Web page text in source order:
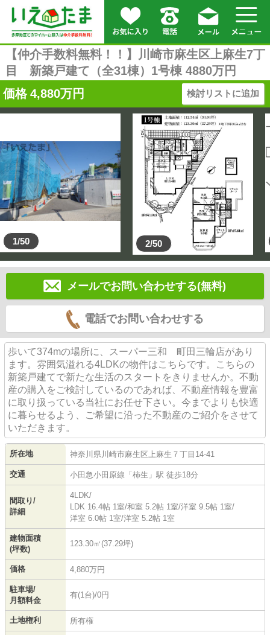
【仲介手数料無料！！】川崎市麻生区上麻生7丁
目 新築戸建て（全31棟）1号棟 4880万円
価格 4,880万円 検討リストに追加
1/50 2/50
メールでお問い合わせする(無料)
電話でお問い合わせする
歩いて374mの場所に、スーパー三和 町田三輪店があり
ます。雰囲気溢れる4LDKの物件はこちらです。こちらの
新築戸建てで新たな生活のスタートをきりませんか。不動
産の購入をご検討しているのであれば、不動産情報を豊富
に取り扱っている当社にお任せ下さい。今までよりも快適
に暮らせるよう、ご希望に沿った不動産のご紹介をさせて
いただきます。
所在地 神奈川県 川崎市麻生区 上麻生 ７丁目14-41
交通 小田急小田原線 「 柿生 」駅 徒歩18分
間取り/
詳細
4LDK/
LDK 16.4帖 1室/和室 5.2帖 1室/洋室 9.5帖 1室/
洋室 6.0帖 1室/洋室 5.2帖 1室
建物面積
(坪数)
123.30㎡(37.29坪)
価格 4,880万円
駐車場/
月額料金
有(1台)/0円
土地権利 所有権